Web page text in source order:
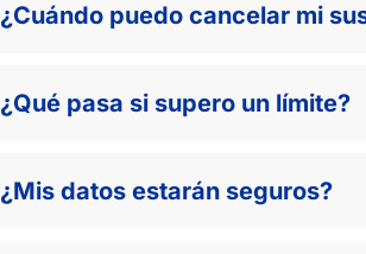
¿Cuándo puedo cancelar mi
¿Qué pasa si supero un límite?
¿Mis datos estarán seguros?